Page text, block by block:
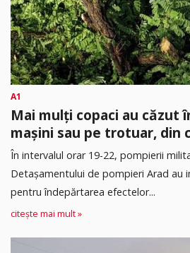
A1
Mai mulți copaci au căzut
mașini sau pe trotuar, din
În intervalul orar 19-22, pompierii
Detașamentului de pompieri Arad au
pentru îndepărtarea efectelor...
citește mai mult »